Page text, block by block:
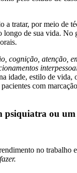
tratar, por meio de
longo de sua vida.
cognição, atenção,
idade, estilo de
com
ou um
no trabalho